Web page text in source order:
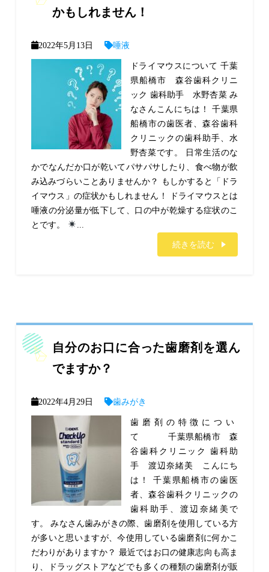
かもしれません！
2022年5月13日 唾液
ドライマウスについて 千葉
県船橋市 森谷歯科クリニ
ック 歯科助手 水野杏菜 み
なさんこんにちは！ 千葉県
船橋市の歯医者、森谷歯科
クリニックの歯科助手、水
野杏菜です。 日常生活のな
かでなんだか口が乾いてパサパサしたり、食べ物が飲
み込みづらいことありませんか？ もしかすると「ドラ
イマウス」の症状かもしれません！ ドライマウスとは
唾液の分泌量が低下して、口の中が乾燥する症状のこ
とです。
...
続きを読む
自分のお口に合った歯磨剤を選ん
でますか？
2022年4月29日 歯みがき
歯磨剤の特徴につい
て 千葉県船橋市 森
谷歯科クリニック 歯科助
手 渡辺奈緒美 こんにち
は！ 千葉県船橋市の歯医
者、森谷歯科クリニックの
歯科助手、渡辺奈緒美で
す。 みなさん歯みがきの際、歯磨剤を使用している方
が多いと思いますが、今使用している歯磨剤に何かこ
だわりがありますか？ 最近ではお口の健康志向も高ま
り、ドラッグストアなどでも多くの種類の歯磨剤が販